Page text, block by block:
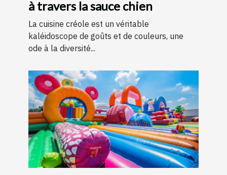
à travers la sauce chien
La cuisine créole est un véritable
kaléidoscope de goûts et de couleurs, une
ode à la diversité...